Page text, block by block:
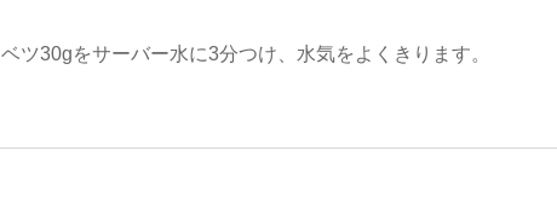
ツ30gをサーバー水に3分つけ、水気をよくきります。